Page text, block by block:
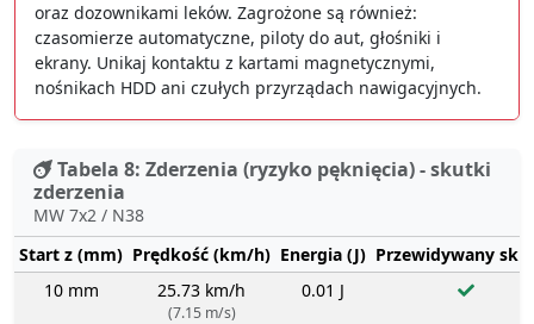
oraz dozownikami leków. Zagrożone są również:
czasomierze automatyczne, piloty do aut, głośniki i
ekrany. Unikaj kontaktu z kartami magnetycznymi,
nośnikach HDD ani czułych przyrządach nawigacyjnych.
Tabela 8: Zderzenia (ryzyko pęknięcia) - skutki
zderzenia
MW 7x2 / N38
Start z (mm) Prędkość (km/h) Energia (J) Przewidywany
10 mm
25.73 km/h
(7.15 m/s)
0.01 J